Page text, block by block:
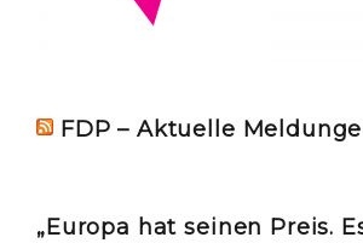
FDP – Aktuelle
„Europa hat seinen Preis.